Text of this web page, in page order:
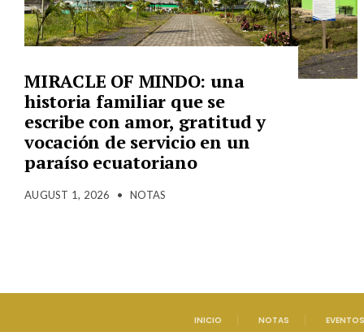
MIRACLE OF MINDO: una
historia familiar que se
escribe con amor, gratitud y
vocación de servicio en un
paraíso ecuatoriano
AUGUST 1, 2026 • NOTAS
INICIO NOTAS EVENTOS